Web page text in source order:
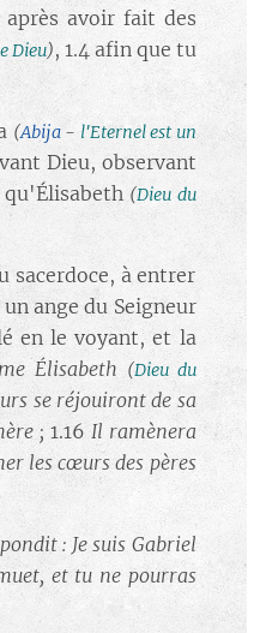
avoir fait des
Dieu), 1.4 afin que tu
(Abija- l'Eternel est un
Dieu, observant
(Dieu du
sacerdoce, à entrer
ange du Seigneur
en le voyant, et la
Élisabeth (Dieu du
se réjouiront de sa
; 1.16 Il ramènera
les cœurs des pères
: Je suis Gabriel
et tu ne pourras